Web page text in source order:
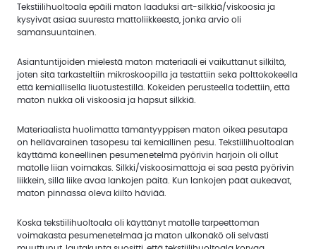
Tekstiilihuoltoala epäili maton laaduksi art-silkkiä/viskoosia ja
kysyivät asiaa suuresta mattoliikkeestä, jonka arvio oli
samansuuntainen.
Asiantuntijoiden mielestä maton materiaali ei vaikuttanut silkiltä,
joten sitä tarkasteltiin mikroskoopilla ja testattiin sekä polttokokeella
että kemiallisella liuotustestillä. Kokeiden perusteella todettiin, että
maton nukka oli viskoosia ja hapsut silkkiä.
Materiaalista huolimatta tämäntyyppisen maton oikea pesutapa
on hellävarainen tasopesu tai kemiallinen pesu. Tekstiilihuoltoalan
käyttämä koneellinen pesumenetelmä pyörivin harjoin oli ollut
matolle liian voimakas. Silkki/viskoosimattoja ei saa pestä pyörivin
liikkein, sillä liike avaa lankojen päitä. Kun lankojen päät aukeavat,
maton pinnassa oleva kiilto häviää.
Koska tekstiilihuoltoala oli käyttänyt matolle tarpeettoman
voimakasta pesumenetelmää ja maton ulkonäkö oli selvästi